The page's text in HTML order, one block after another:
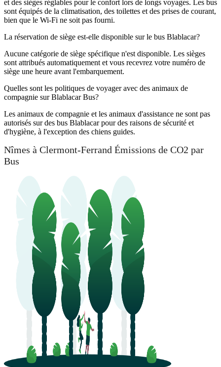
et des sièges réglables pour le confort lors de longs voyages. Les bus
sont équipés de la climatisation, des toilettes et des prises de courant,
bien que le Wi-Fi ne soit pas fourni.
La réservation de siège est-elle disponible sur le bus Blablacar?
Aucune catégorie de siège spécifique n'est disponible. Les sièges
sont attribués automatiquement et vous recevrez votre numéro de
siège une heure avant l'embarquement.
Quelles sont les politiques de voyager avec des animaux de
compagnie sur Blablacar Bus?
Les animaux de compagnie et les animaux d'assistance ne sont pas
autorisés sur des bus Blablacar pour des raisons de sécurité et
d'hygiène, à l'exception des chiens guides.
Nîmes à Clermont-Ferrand Émissions de CO2 par
Bus